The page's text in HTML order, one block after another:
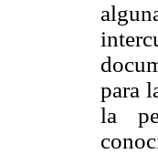
para
la